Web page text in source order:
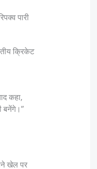
पारी
क्रिकेट
कहा,
बनेंगे।”
खेल पर